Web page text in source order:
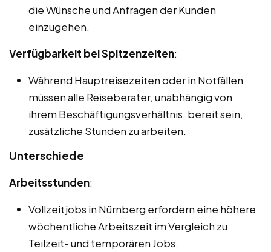
die Wünsche und Anfragen der Kunden
einzugehen.
Verfügbarkeit bei Spitzenzeiten:
Während Hauptreisezeiten oder in Notfällen
müssen alle Reiseberater, unabhängig von
ihrem Beschäftigungsverhältnis, bereit sein,
zusätzliche Stunden zu arbeiten.
Unterschiede
Arbeitsstunden:
Vollzeitjobs in Nürnberg erfordern eine höhere
wöchentliche Arbeitszeit im Vergleich zu
Teilzeit- und temporären Jobs.